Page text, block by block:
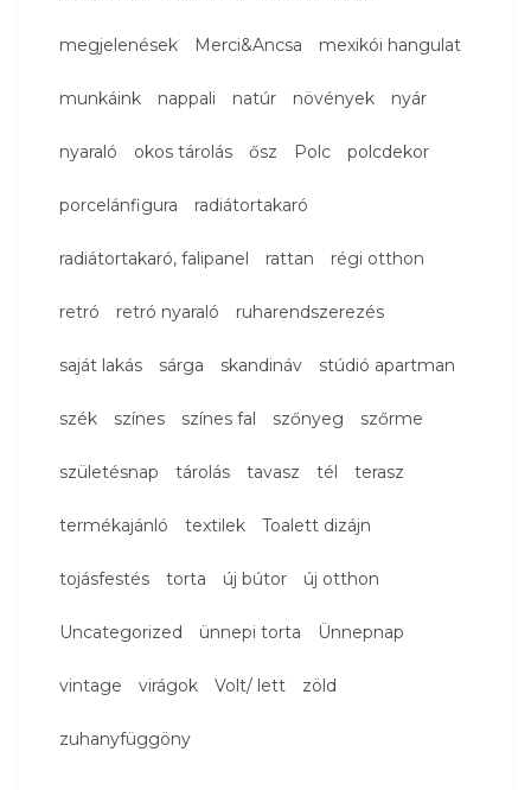
megjelenések Merci&Ancsa mexikói hangulat
munkáink nappali natúr növények nyár
nyaraló okos tárolás ősz Polc polcdekor
porcelánfigura radiátortakaró
radiátortakaró, falipanel rattan régi otthon
retró retró nyaraló ruharendszerezés
saját lakás sárga skandináv stúdió apartman
szék színes színes fal szőnyeg szőrme
születésnap tárolás tavasz tél terasz
termékajánló textilek Toalett dizájn
tojásfestés torta új bútor új otthon
Uncategorized ünnepi torta Ünnepnap
vintage virágok Volt/ lett zöld
zuhanyfüggöny